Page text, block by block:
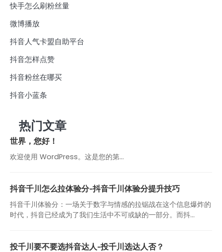
快手怎么刷粉丝量
微博播放
抖音人气卡盟自助平台
抖音怎样点赞
抖音粉丝在哪买
抖音小蓝条
热门文章
世界，您好！
欢迎使用 WordPress。这是您的第…
抖音千川怎么拉体验分-抖音千川体验分提升技巧
抖音千川体验分：一场关于数字与情感的拉锯战在这个信息爆炸的
时代，抖音已经成为了我们生活中不可或缺的一部分。而抖...
投千川要不要选抖音达人-投千川选达人否？